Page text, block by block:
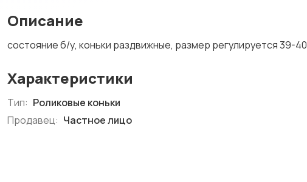
Описание
состояние б/у, коньки раздвижные, размер регулируется 39-40
Характеристики
Тип: Роликовые коньки
Продавец: Частное лицо